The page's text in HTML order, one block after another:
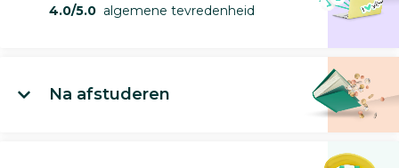
4.0/5.0 algemene tevredenheid
Na afstuderen